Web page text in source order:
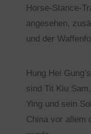
Horse-Stance-
angesehen,
und der
Hung Hei
sind Tit Kiu
Ying und sein
China vor allem